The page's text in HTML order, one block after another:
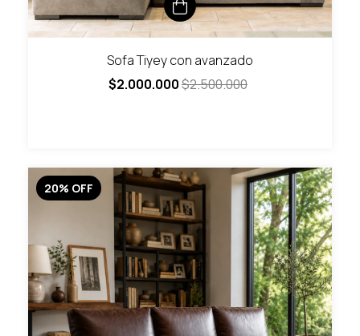
Sofa Tiyey con avanzado
$2.000.000$2.500.000
20% OFF